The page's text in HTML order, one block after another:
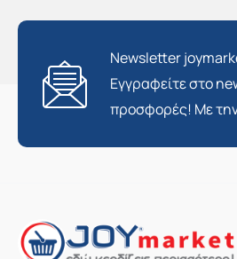
Newsletter
Εγγραφείτε στο
προσφορές! Με